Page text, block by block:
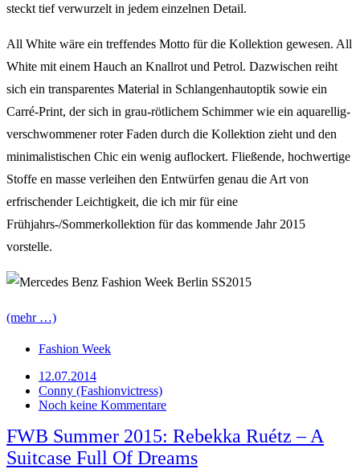
steckt tief verwurzelt in jedem einzelnen Detail.
All White wäre ein treffendes Motto für die Kollektion gewesen. All
White mit einem Hauch an Knallrot und Petrol. Dazwischen reiht
sich ein transparentes Material in Schlangenhautoptik sowie ein
Carré-Print, der sich in grau-rötlichem Schimmer wie ein aquarellig-
verschwommener roter Faden durch die Kollektion zieht und den
minimalistischen Chic ein wenig auflockert. Fließende, hochwertige
Stoffe en masse verleihen den Entwürfen genau die Art von
erfrischender Leichtigkeit, die ich mir für eine
Frühjahrs-/Sommerkollektion für das kommende Jahr 2015
vorstelle.
(mehr …)
Fashion Week
12.07.2014
Conny (Fashionvictress)
Noch keine Kommentare
FWB Summer 2015: Rebekka Ruétz – A
Suitcase Full Of Dreams